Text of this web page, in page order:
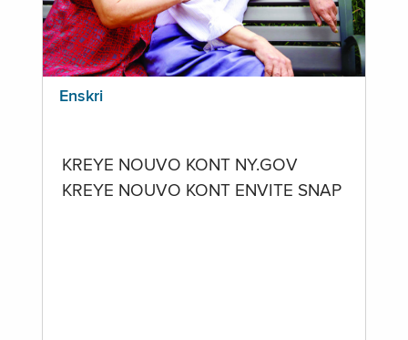
Enskri
KREYE NOUVO KONT NY.GOV
KREYE NOUVO KONT ENVITE SNAP